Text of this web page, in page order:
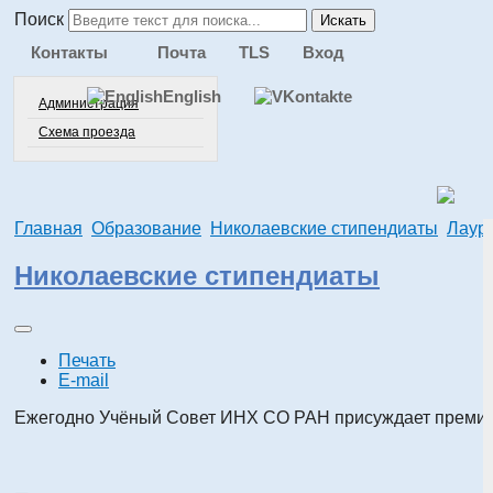
Поиск Искать
Контакты
Администрация
Схема проезда
Почта TLS Вход
English
Главная Образование Николаевские стипендиаты
Николаевские стипендиаты
Печать
E-mail
Ежегодно Учёный Совет ИНХ СО РАН присуждает